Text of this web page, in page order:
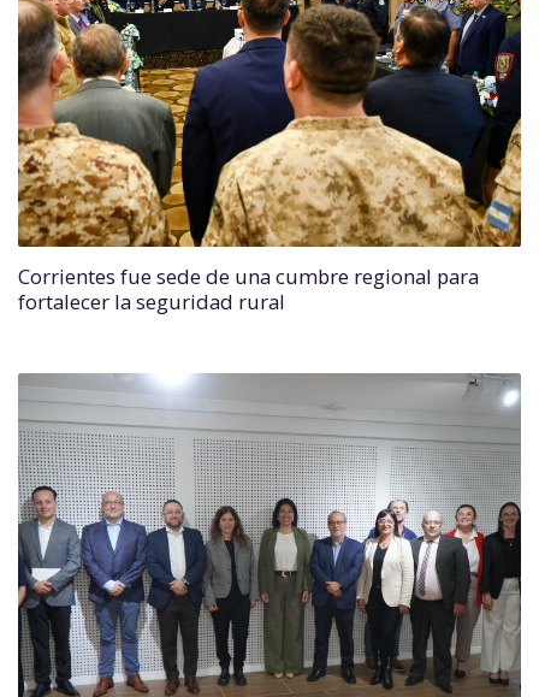
Corrientes fue sede de una cumbre regional para
fortalecer la seguridad rural